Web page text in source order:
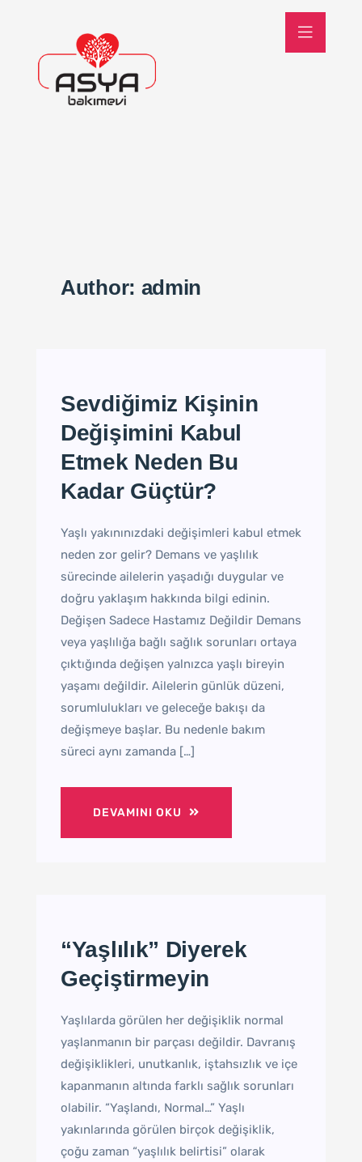
Author: admin
Sevdiğimiz Kişinin
Değişimini Kabul
Etmek Neden Bu
Kadar Güçtür?
Yaşlı yakınınızdaki değişimleri kabul etmek
neden zor gelir? Demans ve yaşlılık
sürecinde ailelerin yaşadığı duygular ve
doğru yaklaşım hakkında bilgi edinin.
Değişen Sadece Hastamız Değildir Demans
veya yaşlılığa bağlı sağlık sorunları ortaya
çıktığında değişen yalnızca yaşlı bireyin
yaşamı değildir. Ailelerin günlük düzeni,
sorumlulukları ve geleceğe bakışı da
değişmeye başlar. Bu nedenle bakım
süreci aynı zamanda […]
DEVAMINI OKU
“Yaşlılık” Diyerek
Geçiştirmeyin
Yaşlılarda görülen her değişiklik normal
yaşlanmanın bir parçası değildir. Davranış
değişiklikleri, unutkanlık, iştahsızlık ve içe
kapanmanın altında farklı sağlık sorunları
olabilir. “Yaşlandı, Normal…” Yaşlı
yakınlarında görülen birçok değişiklik,
çoğu zaman “yaşlılık belirtisi” olarak